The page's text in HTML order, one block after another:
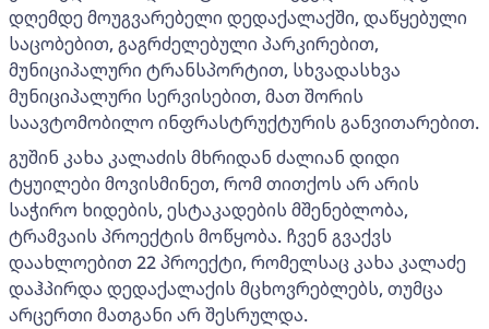
დღემდე მოუგვარებელი დედაქალაქში, დაწყებული
საცობებით, გაგრძელებული პარკირებით,
მუნიციპალური ტრანსპორტით, სხვადასხვა
მუნიციპალური სერვისებით, მათ შორის
საავტომობილო ინფრასტრუქტურის განვითარებით.
გუშინ კახა კალაძის მხრიდან ძალიან დიდი
ტყუილები მოვისმინეთ, რომ თითქოს არ არის
საჭირო ხიდების, ესტაკადების მშენებლობა,
ტრამვაის პროექტის მოწყობა. ჩვენ გვაქვს
დაახლოებით 22 პროექტი, რომელსაც კახა კალაძე
დაჰპირდა დედაქალაქის მცხოვრებლებს, თუმცა
არცერთი მათგანი არ შესრულდა.